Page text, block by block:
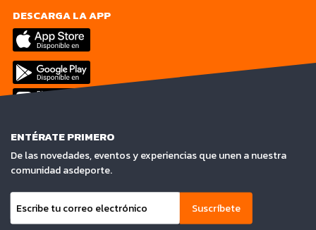
DESCARGA LA APP
ENTÉRATE PRIMERO
De las novedades, eventos y experiencias que unen a nuestra
comunidad asdeporte.
Suscríbete